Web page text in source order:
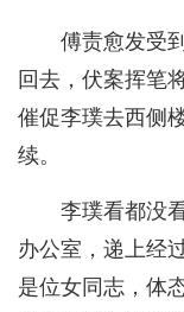
傅责愈发受
回去，伏案挥笔
催促李璞去西侧
续。
李璞看都没
办公室，递上经
是位女同志，体